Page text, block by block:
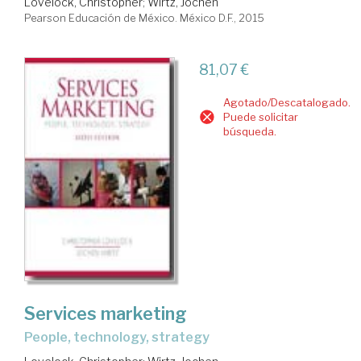
Pearson Educación de México. México D.F., 2015
81,07 €
Agotado/Descatalogado.
Puede solicitar
búsqueda.
Services marketing
people, technology, strategy